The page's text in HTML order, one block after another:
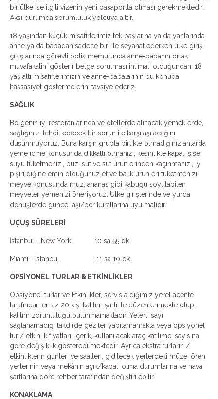
bir ülke ise ilgili vizenin yeni pasaportta olması gerekmektedir.
Aksi durumda sorumluluk yolcuya aittir.
18 yaşından küçük misafirlerimiz tek başlarına ya da yanlarında
anne ya da babadan sadece biri ile seyahat ederken ülke giriş-
çıkışlarında görevli polis memurunca anne-babanın ortak
muvafakatini gösterir belge sorulması ihtimali olduğundan; 18
yaş altı misafirlerimizin ve anne-babalarının bu konuda
hassasiyet göstermelerini tavsiye ederiz.
SAĞLIK
Bölgenin iyi restoranlarında ve otellerde alınacak yemeklerde,
sağlığınızı tehdit edecek bir sorun ile karşılaşılacağını
düşünmüyoruz. Buna karşın grupla birlikte olmadığınız anlarda
yeme içme konusunda dikkatli olmanızı, kesinlikle kapalı şişe
suyu tüketmenizi, buz, süt ve süt ürünlerinden kaçınmanızı, iyi
pişirildiğine emin olduğunuz et ve balık ürünleri tüketmenizi,
meyve konusunda muz, ananas gibi kabuğu soyulabilen
meyveler yemenizi öneriyoruz. Ülke girişlerinde ve yurda
dönüşlerde güncel aşı/pcr kurallarına uyulmalıdır.
UÇUŞ SÜRELERİ
İstanbul - New York 10 sa 55 dk
Miami - İstanbul 11 sa 10 dk
OPSİYONEL TURLAR & ETKİNLİKLER
Opsiyonel turlar ve Etkinlikler, servis aldığımız yerel acente
tarafından en az 20 kişi katılım şartı ile düzenlenmekte olup,
katılım zorunluluğu bulunmamaktadır. Yeterli sayı
sağlanamadığı takdirde geziler yapılamamakta veya opsiyonel
tur / etkinlik fiyatları, içerik, kullanılacak araç katılımcı sayısına
göre değişiklik gösterebilmektedir. Ayrıca ekstra turların /
etkinliklerin günleri ve saatleri, gidilecek yerlerdeki müze, ören
yerlerinin veya mekânın açık/kapalı olma durumlarına ve hava
şartlarına göre rehber tarafından değiştirilebilir.
KONAKLAMA